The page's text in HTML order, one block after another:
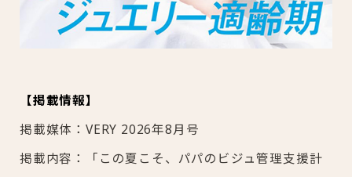
【掲載情報】
掲載媒体：VERY 2026年8月号
掲載内容：「この夏こそ、パパのビジュ管理支援計